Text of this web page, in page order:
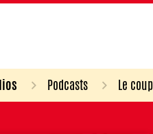
Podcasts Le